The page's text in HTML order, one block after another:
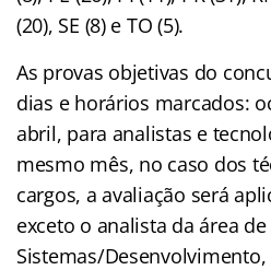
(20), SE (8) e TO (5).
As provas objetivas do
dias e horários marcados:
abril, para analistas e
mesmo mês, no caso dos
cargos, a avaliação será
exceto o analista da área
Sistemas/